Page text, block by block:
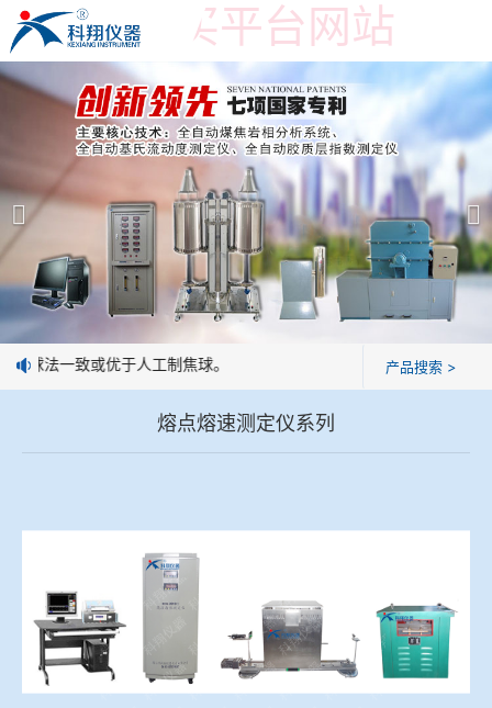
世界杯购买平台网站
世界杯购买平台网站
产品展示 ＞
焦炭高温性能检测系统
焦化行业检测及优化配煤设备
球团矿/烧结矿/块矿高温冶金性能检测系统
烧结/球团优化配矿研究设备
高炉配吹煤检测设备
冶金石灰活性度测定仪
矿石、焦炭物理检测及制样设备
公司简介
世界杯购买平台网站
企业业绩
技术交流
企业荣誉
世界杯购买平台网站
球法一致或优于人工制焦球。 产品搜索 >
熔点熔速测定仪系列